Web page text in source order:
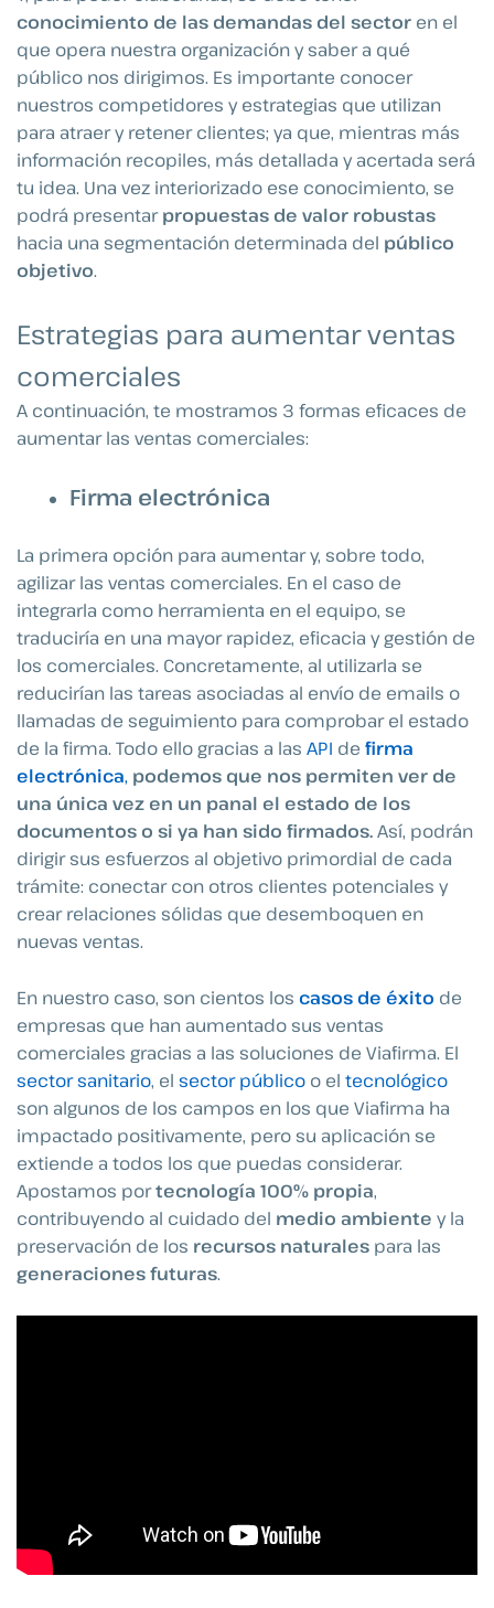
conocimiento de las demandas del sector en el
que opera nuestra organización y saber a qué
público nos dirigimos. Es importante conocer
nuestros competidores y estrategias que utilizan
para atraer y retener clientes; ya que, mientras más
información recopiles, más detallada y acertada será
tu idea. Una vez interiorizado ese conocimiento, se
podrá presentarpropuestas de valor robustas
hacia una segmentación determinada del público
objetivo.
Estrategias para aumentar ventas
comerciales
A continuación, te mostramos 3 formas eficaces de
aumentar las ventas comerciales:
Firma electrónica
La primera opción para aumentar y, sobre todo,
agilizar las ventas comerciales. En el caso de
integrarla como herramienta en el equipo, se
traduciría en una mayor rapidez, eficacia y gestión de
los comerciales. Concretamente, al utilizarla se
reducirían las tareas asociadas al envío de emails o
llamadas de seguimiento para comprobar el estado
de la firma. Todo ello gracias a las API de firma
electrónica, podemos que nos permiten ver de
una única vez en un panal el estado de los
documentos o si ya han sido firmados.Así, podrán
dirigir sus esfuerzos al objetivo primordial de cada
trámite: conectar con otros clientes potenciales y
crear relaciones sólidas que desemboquen en
nuevas ventas.
En nuestro caso, son cientos los casos de éxito de
empresas que han aumentado sus ventas
comerciales gracias a las soluciones de Viafirma. El
sector sanitario, el sector público o el tecnológico
son algunos de los campos en los que Viafirma ha
impactado positivamente, pero su aplicación se
extiende a todos los que puedas considerar.
Apostamos portecnología 100% propia,
contribuyendo al cuidado del medio ambiente y la
preservación de los recursos naturales para las
generaciones futuras.